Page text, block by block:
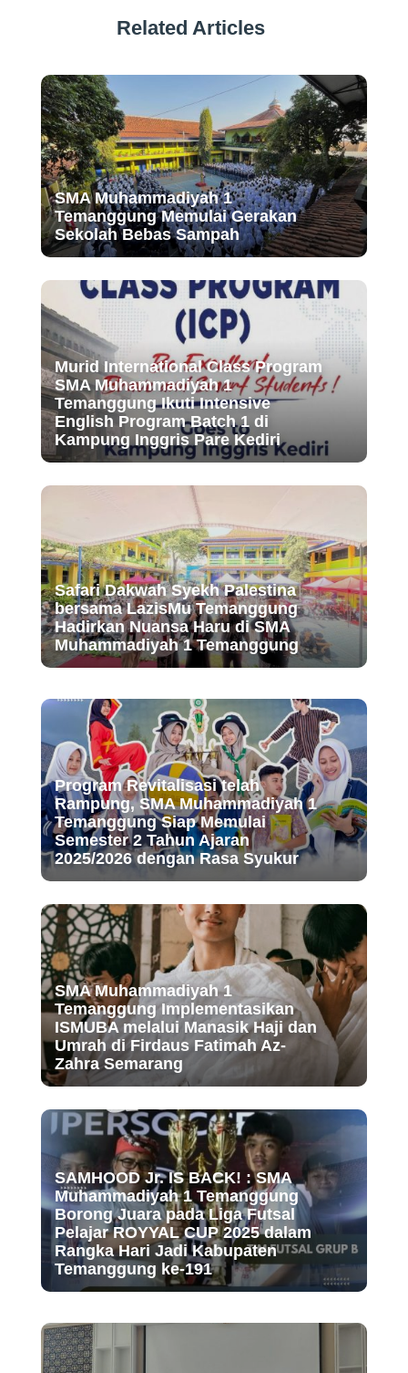
Related Articles
SMA Muhammadiyah 1
Temanggung Memulai Gerakan
Sekolah Bebas Sampah
Murid International Class Program
SMA Muhammadiyah 1
Temanggung Ikuti Intensive
English Program Batch 1 di
Kampung Inggris Pare Kediri
Safari Dakwah Syekh Palestina
bersama LazisMu Temanggung
Hadirkan Nuansa Haru di SMA
Muhammadiyah 1 Temanggung
Program Revitalisasi telah
Rampung, SMA Muhammadiyah 1
Temanggung Siap Memulai
Semester 2 Tahun Ajaran
2025/2026 dengan Rasa Syukur
SMA Muhammadiyah 1
Temanggung Implementasikan
ISMUBA melalui Manasik Haji dan
Umrah di Firdaus Fatimah Az-
Zahra Semarang
SAMHOOD Jr. IS BACK! : SMA
Muhammadiyah 1 Temanggung
Borong Juara pada Liga Futsal
Pelajar ROYYAL CUP 2025 dalam
Rangka Hari Jadi Kabupaten
Temanggung ke-191